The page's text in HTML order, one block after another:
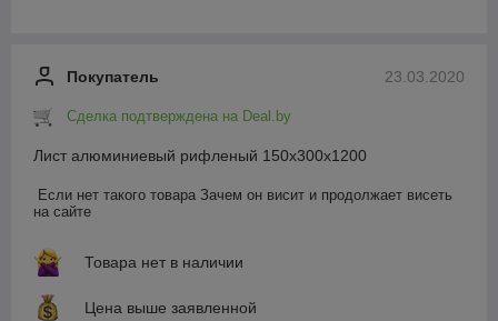
23.03.2020
Покупатель
Сделка подтверждена на Deal.by
Лист алюминиевый рифленый 150х300х1200
Если нет такого товара Зачем он висит и продолжает висеть
на сайте
Товара нет в наличии
Цена выше заявленной